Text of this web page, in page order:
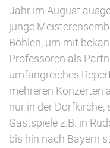
Jahr im August
junge
Böhlen, um mit
Professoren als
umfangreiches
mehreren Konzerten
nur in der Dorfkirche,
Gastspiele z.B. in
bis hin nach Bayern